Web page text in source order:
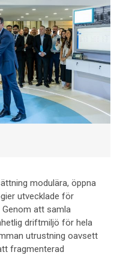
modulära, öppna
utvecklade för
att samla
driftmiljö för hela
utrustning oavsett
fragmenterad